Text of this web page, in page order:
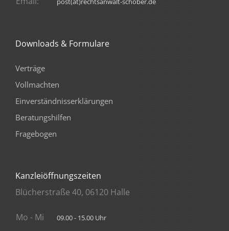
Downloads & Formulare
Verträge
Vollmachten
Einverständnisserklärungen
Beratungshilfen
Fragebogen
Kanzleiöffnungszeiten
Blücherstraße 40, 06120 Halle
Mo - Mi 09.00 - 15.00 Uhr